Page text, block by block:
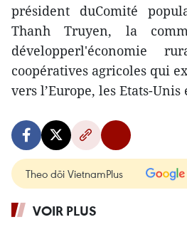
président duComité
Thanh Truyen, la
développerl'économie
coopératives agricoles qui
vers l’Europe, les Etats-
Theo dõi VietnamPlus
VOIR PLUS